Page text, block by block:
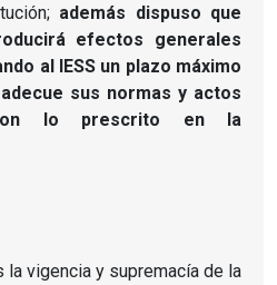
además dispuso que
efectos generales
al IESS un plazo máximo
sus normas y actos
lo prescrito en la
la vigencia y supremacía de la